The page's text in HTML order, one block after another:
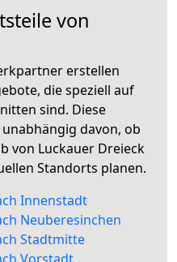
von
erstellen
die speziell auf
sind. Diese
davon, ob
von Luckauer Dreieck
Standorts planen.
Innenstadt
Neuberesinchen
Stadtmitte